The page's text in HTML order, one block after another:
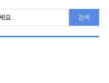
검색